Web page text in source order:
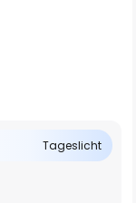
Tageslicht